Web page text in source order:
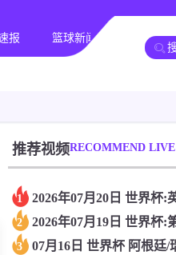
报 篮球新闻 其他转播
推荐视频RECOMMEND LIVE
1
2
3